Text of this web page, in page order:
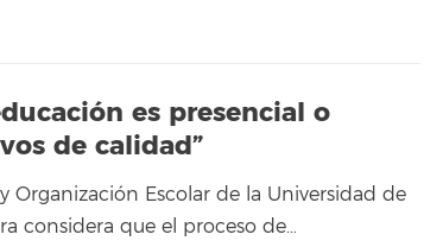
es presencial o
de calidad”
Organización Escolar de la Universidad de
considera que el proceso de…